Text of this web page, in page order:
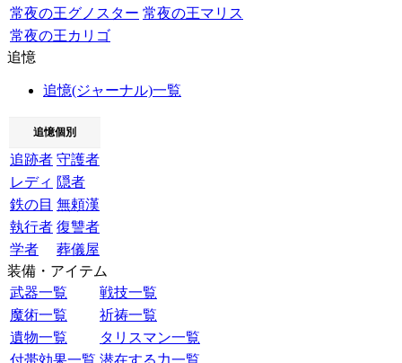
常夜の王グノスター 常夜の王マリス
常夜の王カリゴ
追憶
追憶(ジャーナル)一覧
追憶個別
追跡者 守護者
レディ 隠者
鉄の目 無頼漢
執行者 復讐者
学者
葬儀屋
装備・アイテム
武器一覧
戦技一覧
魔術一覧
祈祷一覧
遺物一覧
タリスマン一覧
付帯効果一覧 潜在する力一覧